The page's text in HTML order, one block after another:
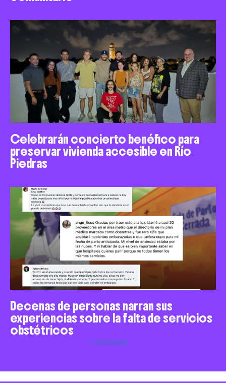
Celebrarán concierto benéfico para
preservar vivienda accesible en Río
Piedras
Decenas de personas narran sus
experiencias sobre la falta de servicios
obstétricos
« Anterior